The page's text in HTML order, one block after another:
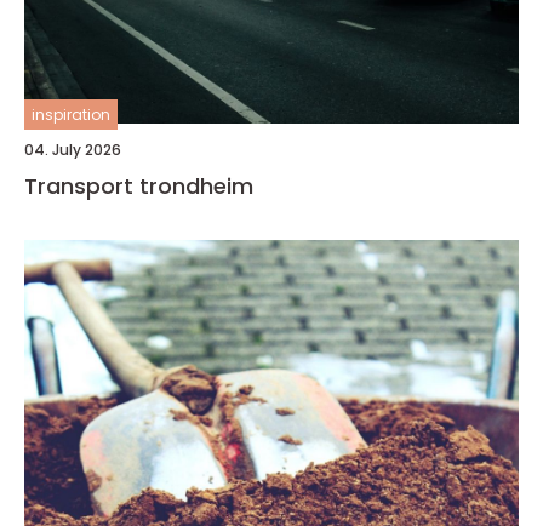
inspiration
04. July 2026
Transport trondheim